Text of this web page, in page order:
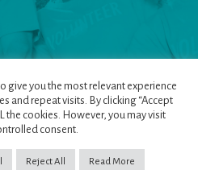
Policy|Terms & Conditions
Cookie Policy
give you the most relevant experience
and repeat visits. By clicking “Accept
the cookies. However, you may visit
consent.
Reject All Read More